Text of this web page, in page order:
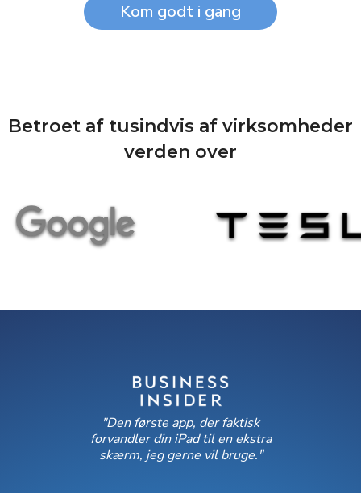
Kom godt i gang
Betroet af tusindvis af virksomheder
verden over
"Den første app, der faktisk
forvandler din iPad til en ekstra
skærm, jeg gerne vil bruge."